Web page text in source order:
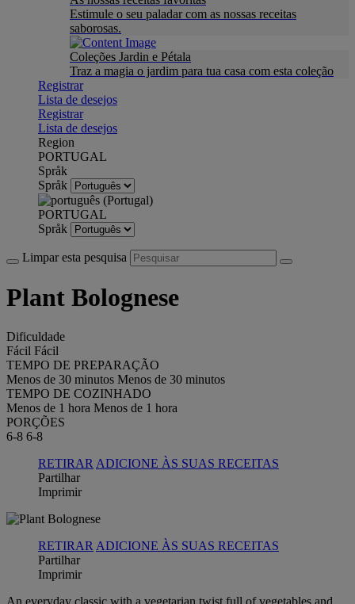
Estimule o seu paladar com as nossas receitas
saborosas.
Coleções Jardin e Pétala
Traz a magia o jardim para tua casa com esta coleção
Registrar
Lista de desejos
Registrar
Lista de desejos
Region
PORTUGAL
Språk
Språk
PORTUGAL
Språk
Limpar esta pesquisa
Plant Bolognese
Dificuldade
Fácil Fácil
TEMPO DE PREPARAÇÃO
Menos de 30 minutos Menos de 30 minutos
TEMPO DE COZINHADO
Menos de 1 hora Menos de 1 hora
PORÇÕES
6-8 6-8
RETIRAR ADICIONE ÀS SUAS RECEITAS
Partilhar
Imprimir
RETIRAR ADICIONE ÀS SUAS RECEITAS
Partilhar
Imprimir
An everyday classic with a vegetarian twist full of vegetables and